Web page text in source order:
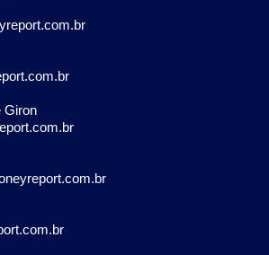
Giron